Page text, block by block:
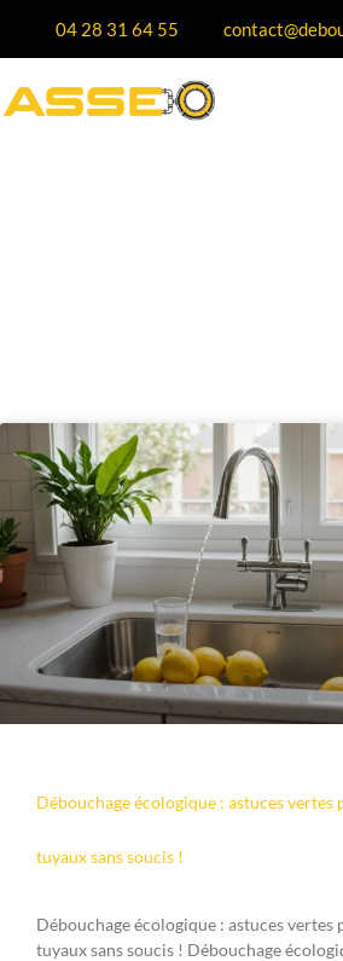
04 28 31 64 55
Débouchage écologique : astuces vertes
tuyaux sans soucis !
Débouchage écologique : astuces vertes
tuyaux sans soucis ! Débouchage